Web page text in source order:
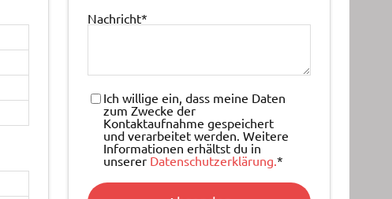
Nachricht*
Ich willige ein, dass meine Daten
zum Zwecke der
Kontaktaufnahme gespeichert
und verarbeitet werden. Weitere
Informationen erhältst du in
unserer Datenschutzerklärung.*